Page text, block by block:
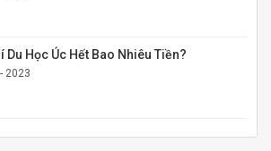
Du Học Úc Hết Bao Nhiêu Tiền?
2023